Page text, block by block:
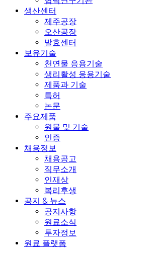
생산센터
제주공장
오산공장
발효센터
보유기술
천연물 응용기술
생리활성 응용기술
제품과 기술
특허
논문
주요제품
원물 및 기술
인증
채용정보
채용공고
직무소개
인재상
복리후생
공지 & 뉴스
공지사항
원료소식
투자정보
원료 플랫폼